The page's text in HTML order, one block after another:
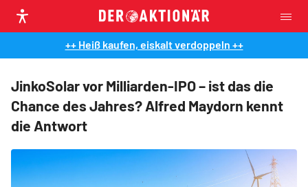
++ Heiß kaufen, eiskalt verdoppeln ++
JinkoSolar vor Milliarden-IPO – ist das die
Chance des Jahres? Alfred Maydorn kennt
die Antwort